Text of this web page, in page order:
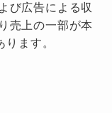
び広告による収
売上の一部が本
ます。